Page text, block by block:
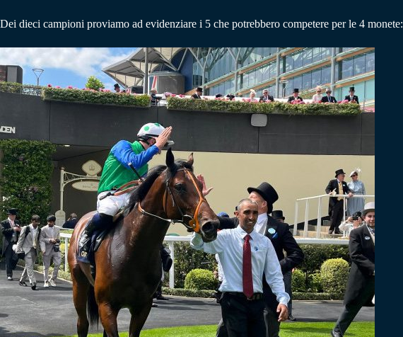
Dei dieci campioni proviamo ad evidenziare i 5 che potrebbero competere per le 4 monete: